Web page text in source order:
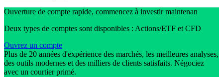
Ouverture de compte rapide, commencez à investir maintenan
Deux types de comptes sont disponibles : Actions/ETF et CFD
Ouvrez un compte
Plus de 20 années d'expérience des marchés, les meilleures analyses,
des outils modernes et des milliers de clients satisfaits. Négociez
avec un courtier primé.